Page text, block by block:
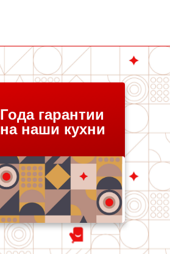
Любимая кухня на карте Санкт‑Петербурга — Яндекс Карты
Года гарантии
на наши кухни